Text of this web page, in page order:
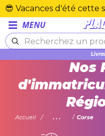
MENU
Plexiglas
Nos
Accueil ... Corse